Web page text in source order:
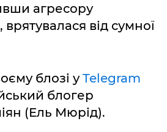
агресору
від сумної
блозі уTelegram
блогер
(Ель Мюрід).